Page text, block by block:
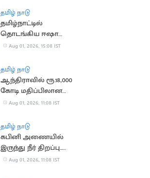
தமிழ் நாடு
தமிழ்நாட்டில்
தொடங்கிய ஈஷா
கிராமோத்சவம்!
Aug 01, 2026, 15:08 IST
தமிழ் நாடு
ஆந்திராவில் ரூ.18,000
கோடி மதிப்பிலான
திட்டங்களுக்கு அடிக்கல்
Aug 01, 2026, 11:08 IST
தமிழ் நாடு
கபினி அணையில்
இருந்து நீர் திறப்பு..
தமிழ்நாட்டிற்கு தண்ணீர்
Aug 01, 2026, 11:08 IST